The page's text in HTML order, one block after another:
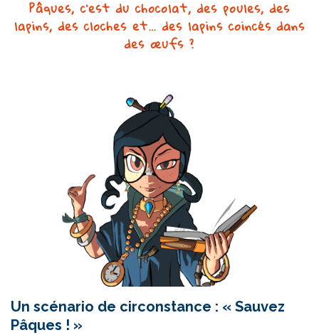
Pâques, c’est du chocolat, des poules, des
lapins, des cloches et… des lapins coincés dans
des œufs ?
Un scénario de circonstance : « Sauvez
Pâques ! »